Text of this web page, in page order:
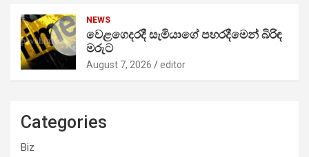
NEWS
වෙළගෙදරදී සැමියාගේ පහරදීමෙන් බිරිඳ
මරුට
August 7, 2026 editor
Categories
Biz